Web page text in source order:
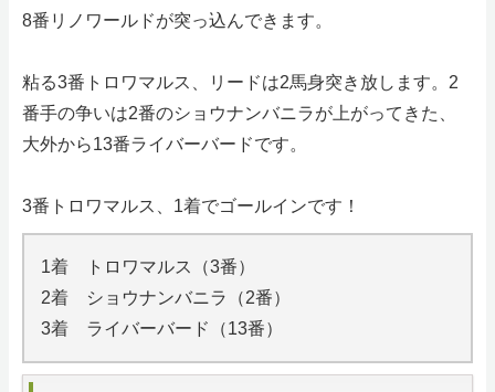
8番リノワールドが突っ込んできます。
粘る3番トロワマルス、リードは2馬身突き放します。2
番手の争いは2番のショウナンバニラが上がってきた、
大外から13番ライバーバードです。
3番トロワマルス、1着でゴールインです！
1着 トロワマルス（3番）
2着 ショウナンバニラ（2番）
3着 ライバーバード（13番）